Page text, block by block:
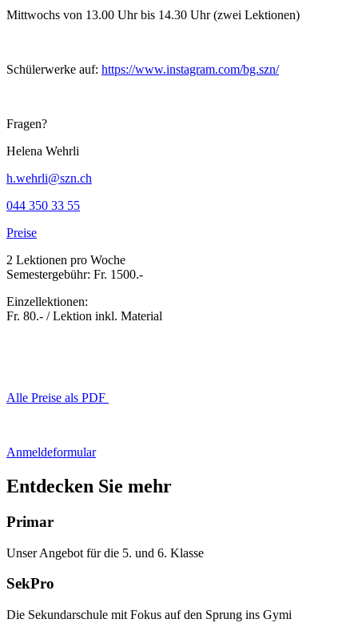
Mittwochs von 13.00 Uhr bis 14.30 Uhr (zwei Lektionen)
Schülerwerke auf: https://www.instagram.com/bg.szn/
Fragen?
Helena Wehrli
h.wehrli@szn.ch
044 350 33 55
Preise
2 Lektionen pro Woche
Semestergebühr: Fr. 1500.-
Einzellektionen:
Fr. 80.- / Lektion inkl. Material
Alle Preise als PDF
Anmeldeformular
Entdecken Sie mehr
Primar
Unser Angebot für die 5. und 6. Klasse
SekPro
Die Sekundarschule mit Fokus auf den Sprung ins Gymi